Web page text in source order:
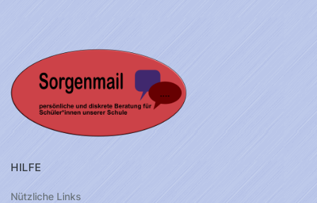
HILFE
Nützliche Links